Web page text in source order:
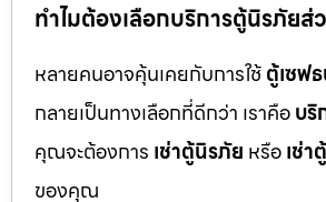
ทำไมต้องเลือกบริการตู้นิรภัยส่
หลายคนอาจคุ้นเคยกับการใช้ตู้เซฟ
กลายเป็นทางเลือกที่ดีกว่า เราคือบริ
คุณจะต้องการ เช่าตู้นิรภัย หรือเช่า
ของคุณ